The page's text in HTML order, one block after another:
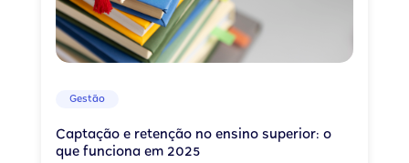
Gestão
Captação e retenção no ensino superior: o
que funciona em 2025